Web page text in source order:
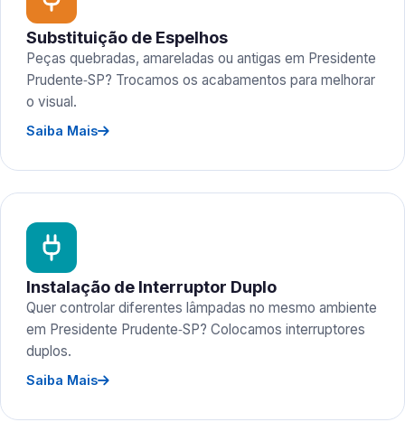
Substituição de Espelhos
Peças quebradas, amareladas ou antigas em Presidente
Prudente‑SP? Trocamos os acabamentos para melhorar
o visual.
Saiba Mais
Instalação de Interruptor Duplo
Quer controlar diferentes lâmpadas no mesmo ambiente
em Presidente Prudente‑SP? Colocamos interruptores
duplos.
Saiba Mais